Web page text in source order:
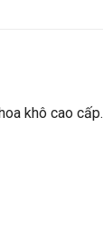
khô cao cấp.